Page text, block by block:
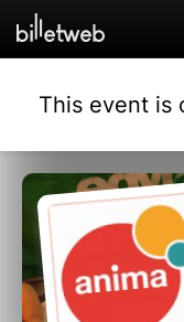
This event is